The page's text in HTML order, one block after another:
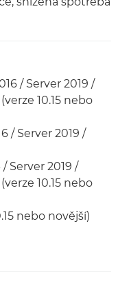
/ Server 2019 /
10.15 nebo
/ Server 2019 /
/ Server 2019 /
10.15 nebo
nebo novější)